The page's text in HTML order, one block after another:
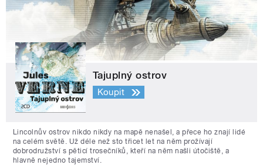
Tajuplný ostrov
Koupit
Lincolnův ostrov nikdo nikdy na mapě nenašel, a přece ho znají lidé
na celém světě. Už déle než sto třicet let na něm prožívají
dobrodružství s pěticí trosečníků, kteří na něm našli útočiště, a
hlavně nejedno tajemství.